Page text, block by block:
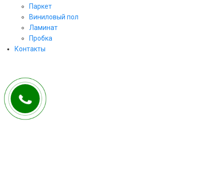
Паркет
Виниловый пол
Ламинат
Пробка
Контакты
заполните форму и мы свяжемся с Вами